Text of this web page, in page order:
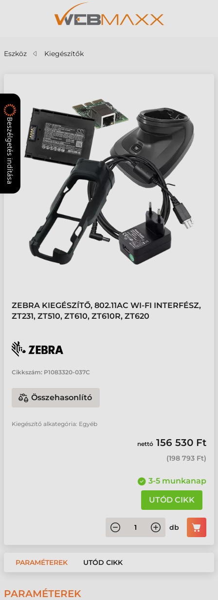
Eszköz Kiegészítők
ZEBRA KIEGÉSZÍTŐ, 802.11AC WI-FI INTERFÉSZ,
ZT231, ZT510, ZT610, ZT610R, ZT620
Cikkszám: P1083320-037C
Összehasonlító
Kiegészítő alkategória: Egyéb
nettó 156 530 Ft
(198 793 Ft)
3-5 munkanap
UTÓD CIKK
db
PARAMÉTEREK UTÓD CIKK
PARAMÉTEREK
Beszélgetés indítása